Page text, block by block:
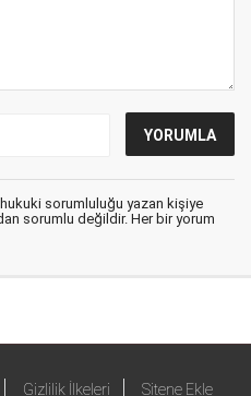
hukuki sorumluluğu yazan kişiye
sorumlu değildir. Her bir yorum
Gizlilik İlkeleri Sitene Ekle